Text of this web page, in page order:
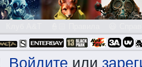
Войдите или